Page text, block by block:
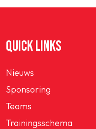
QUICK LINKS
Nieuws
Sponsoring
Teams
Trainingsschema